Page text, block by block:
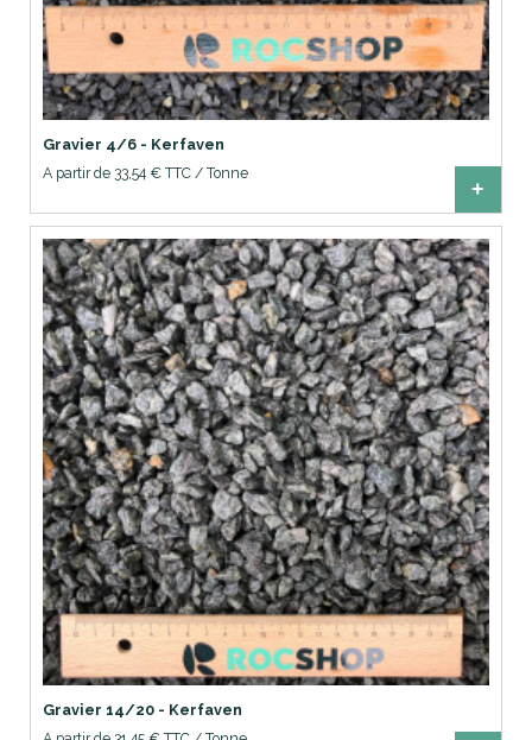
Gravier 4/6 - Kerfaven
A partir de 33,54 € TTC / Tonne
+
Gravier 14/20 - Kerfaven